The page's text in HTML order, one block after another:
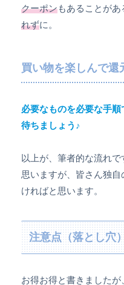
クーポンもあることが
れずに。
買い物を楽しんで還
必要なものを必要な手
待ちましょう♪
以上が、筆者的な流れ
思いますが、皆さん独
ければと思います。
注意点（落とし穴）
お得お得と書きました